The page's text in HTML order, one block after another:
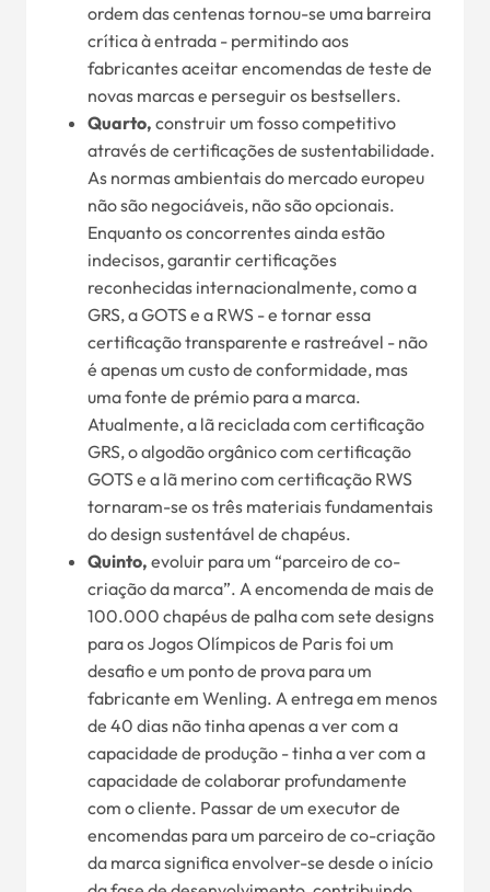
ordem das centenas tornou-se uma barreira
crítica à entrada - permitindo aos
fabricantes aceitar encomendas de teste de
novas marcas e perseguir os bestsellers.
Quarto, construir um fosso competitivo
através de certificações de sustentabilidade.
As normas ambientais do mercado europeu
não são negociáveis, não são opcionais.
Enquanto os concorrentes ainda estão
indecisos, garantir certificações
reconhecidas internacionalmente, como a
GRS, a GOTS e a RWS - e tornar essa
certificação transparente e rastreável - não
é apenas um custo de conformidade, mas
uma fonte de prémio para a marca.
Atualmente, a lã reciclada com certificação
GRS, o algodão orgânico com certificação
GOTS e a lã merino com certificação RWS
tornaram-se os três materiais fundamentais
do design sustentável de chapéus.
Quinto, evoluir para um “parceiro de co-
criação da marca”. A encomenda de mais de
100.000 chapéus de palha com sete designs
para os Jogos Olímpicos de Paris foi um
desafio e um ponto de prova para um
fabricante em Wenling. A entrega em menos
de 40 dias não tinha apenas a ver com a
capacidade de produção - tinha a ver com a
capacidade de colaborar profundamente
com o cliente. Passar de um executor de
encomendas para um parceiro de co-criação
da marca significa envolver-se desde o início